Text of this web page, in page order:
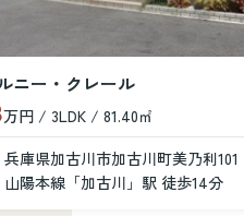
加古川
円 / 1K / 31.28㎡
兵庫県加古川市加古川町寺家町379-1
山陽本線「加古川」駅 徒歩6分